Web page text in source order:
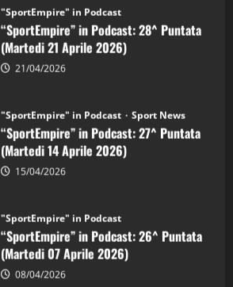
“SportEmpire” in Podcast: 28^ Puntata
(Martedi 21 Aprile 2026)
21/04/2026
“SportEmpire” in Podcast: 27^ Puntata
(Martedi 14 Aprile 2026)
15/04/2026
“SportEmpire” in Podcast: 26^ Puntata
(Martedi 07 Aprile 2026)
08/04/2026